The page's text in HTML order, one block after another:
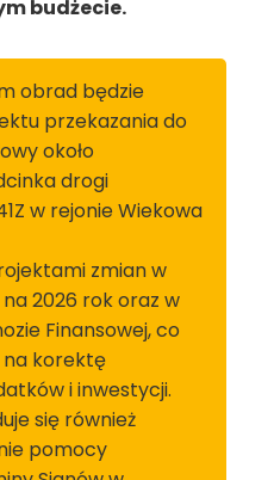
budżecie.
obrad będzie
przekazania do
około
drogi
w rejonie Wiekowa
zmian w
2026 rok oraz w
Finansowej, co
na korektę
i inwestycji.
się również
pomocy